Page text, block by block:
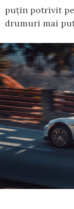
puțin potrivit
drumuri mai